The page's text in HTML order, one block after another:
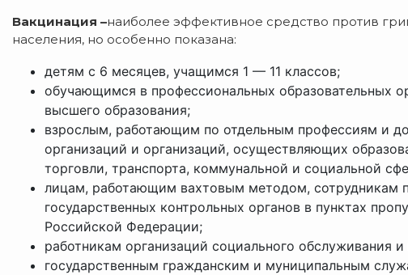
Вакцинация –наиболее эффективное средство против
населения, но особенно показана:
детям с 6 месяцев, учащимся 1 — 11 классов;
обучающимся в профессиональных образовательных
высшего образования;
взрослым, работающим по отдельным профессиям и
организаций и организаций, осуществляющих
торговли, транспорта, коммунальной и социальной
лицам, работающим вахтовым методом, сотрудникам
государственных контрольных органов в пунктах
Российской Федерации;
работникам организаций социального обслуживания
государственным гражданским и муниципальным